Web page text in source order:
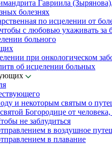
Гавриила
болезнях
по исцелении от
с любовью ухаживать за
больного
при онкологическом
об исцелении больных
и некоторым святым о
Богородице от
не заблудиться
в воздушное
в плавание